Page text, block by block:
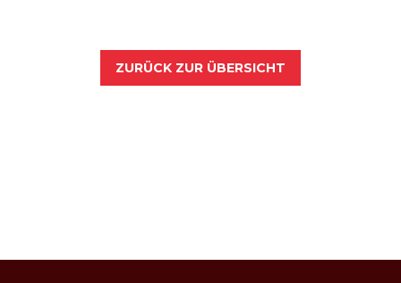
ZURÜCK ZUR ÜBERSICHT